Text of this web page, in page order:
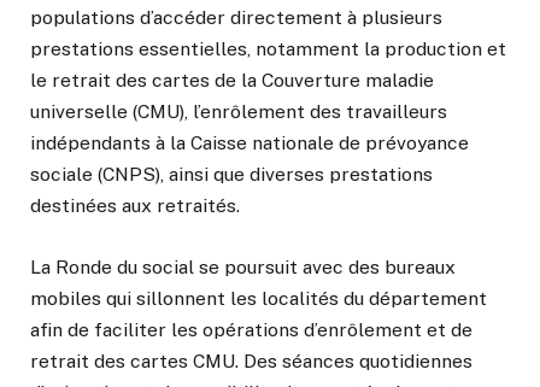
populations d’accéder directement à plusieurs
prestations essentielles, notamment la production et
le retrait des cartes de la Couverture maladie
universelle (CMU), l’enrôlement des travailleurs
indépendants à la Caisse nationale de prévoyance
sociale (CNPS), ainsi que diverses prestations
destinées aux retraités.
La Ronde du social se poursuit avec des bureaux
mobiles qui sillonnent les localités du département
afin de faciliter les opérations d’enrôlement et de
retrait des cartes CMU. Des séances quotidiennes